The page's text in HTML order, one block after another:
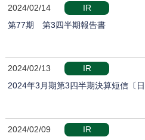
2024/02/14
IR
第77期 第3四半期報告書
2024/02/13
IR
2024年3月期第3四半期決算短信〔日
2024/02/09
IR